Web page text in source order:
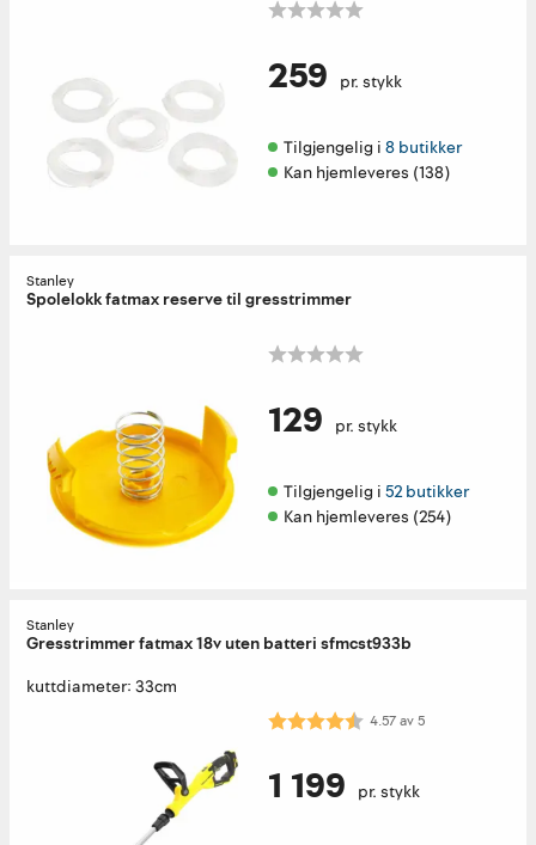
259 pr. stykk
Tilgjengelig i 8 butikker
Kan hjemleveres (138)
Stanley
Spolelokk fatmax reserve til gresstrimmer
129 pr. stykk
Tilgjengelig i 52 butikker
Kan hjemleveres (254)
Stanley
Gresstrimmer fatmax 18v uten batteri sfmcst933b
kuttdiameter: 33cm
Karakter: 4.6 av 5 mulige
4.57av5
1 199 pr. stykk